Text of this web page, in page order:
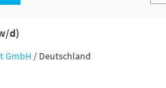
d)
GmbH / Deutschland